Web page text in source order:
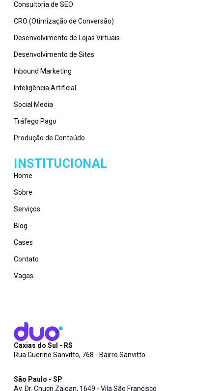
Caxias do Sul - RS
Rua Guerino Sanvitto, 768 - Bairro Sanvitto
São Paulo - SP
Av. Dr. Chucri Zaidan, 1649 - Vila São Francisco
Consultoria de SEO
CRO (Otimização de Conversão)
Desenvolvimento de Lojas Virtuais
Desenvolvimento de Sites
Inbound Marketing
Inteligência Artificial
Social Media
Tráfego Pago
Produção de Conteúdo
INSTITUCIONAL
Home
Sobre
Serviços
Blog
Cases
Contato
Vagas